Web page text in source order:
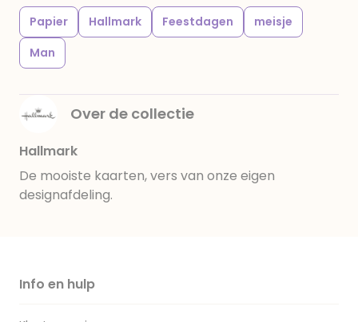
Papier Hallmark Feestdagen
meisje
Man
Over de collectie
Hallmark
De mooiste kaarten, vers van onze eigen
designafdeling.
Info en hulp